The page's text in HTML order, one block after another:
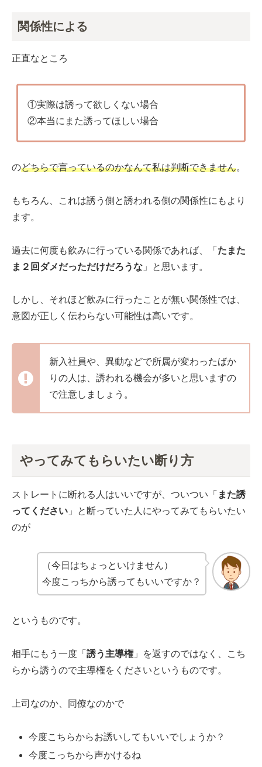
関係性による
正直なところ
①実際は誘って欲しくない場合
②本当にまた誘ってほしい場合
のどちらで言っているのかなんて私は判断できません。
もちろん、これは誘う側と誘われる側の関係性にもより
ます。
過去に何度も飲みに行っている関係であれば、「 たまた
ま２回ダメだっただけだろうな 」と思います。
しかし、それほど飲みに行ったことが無い関係性では、
意図が正しく伝わらない可能性は高いです。
新入社員や、異動などで所属が変わったばか
りの人は、誘われる機会が多いと思いますの
で注意しましょう。
やってみてもらいたい断り方
ストレートに断れる人はいいですが、ついつい「 また誘
ってください 」と断っていた人にやってみてもらいたい
のが
（今日はちょっといけません）
今度こっちから誘ってもいいですか？
というものです。
相手にもう一度「 誘う主導権」を返すのではなく、こち
らから誘うので主導権をくださいというものです。
上司なのか、同僚なのかで
今度こちらからお誘いしてもいいでしょうか？
今度こっちから声かけるね